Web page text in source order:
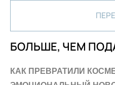
БОЛЬШЕ, ЧЕМ
КАК ПРЕВРАТИЛИ